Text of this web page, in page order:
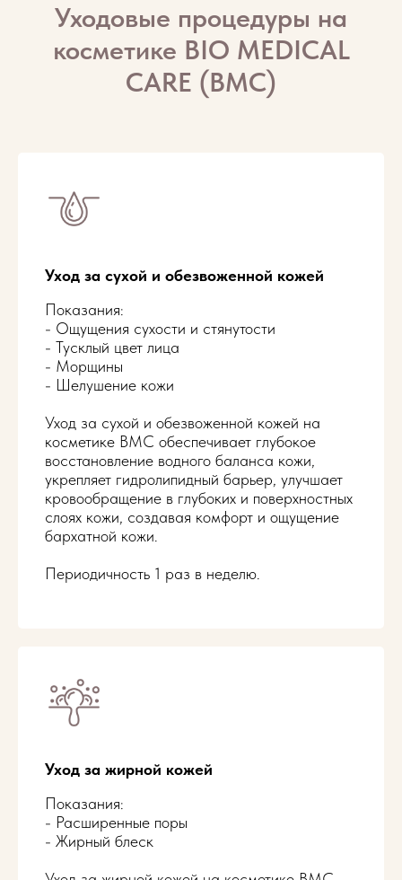
Уходовые процедуры на
косметике BIO MEDICAL
CARE (BMC)
Уход за сухой и обезвоженной кожей
Показания:
- Ощущения сухости и стянутости
- Тусклый цвет лица
- Морщины
- Шелушение кожи
Уход за сухой и обезвоженной кожей на
косметике BMC обеспечивает глубокое
восстановление водного баланса кожи,
укрепляет гидролипидный барьер, улучшает
кровообращение в глубоких и поверхностных
слоях кожи, создавая комфорт и ощущение
бархатной кожи.
Периодичность 1 раз в неделю.
Уход за жирной кожей
Показания:
- Расширенные поры
- Жирный блеск